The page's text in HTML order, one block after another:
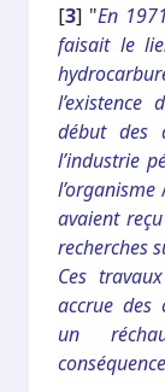
[3] "En
faisait le
début des
l’industrie
l’organisme
avaient
recherches
Ces
accrue des
un